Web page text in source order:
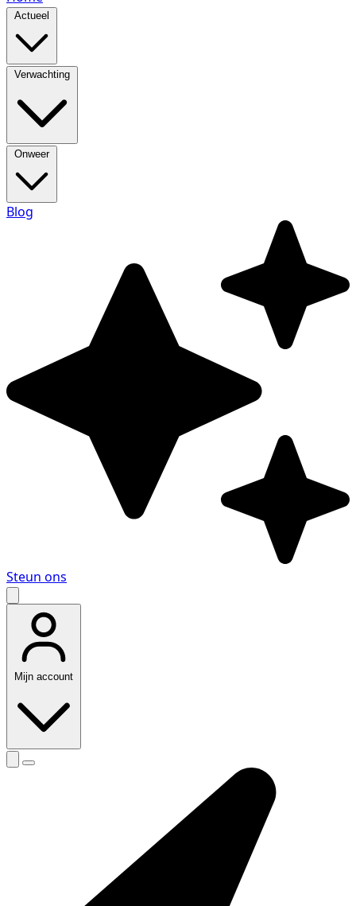
Actueel
Verwachting
Onweer
Blog
Steun ons
Mijn account